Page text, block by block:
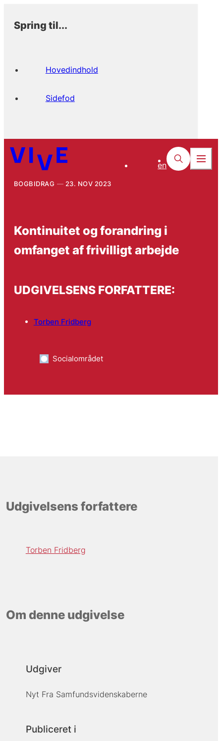
Spring til...
Hovedindhold
Sidefod
en
BOGBIDRAG 23. NOV 2023
Kontinuitet og forandring i
omfanget af frivilligt arbejde
UDGIVELSENS FORFATTERE:
Torben Fridberg
Socialområdet
Udgivelsens forfattere
Torben Fridberg
Om denne udgivelse
Udgiver
Nyt Fra Samfundsvidenskaberne
Publiceret i